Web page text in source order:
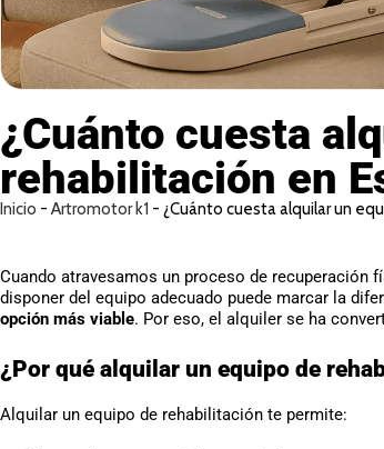
¿Cuánto cuesta
rehabilitación en
Inicio - Artromotor k1 - ¿Cuánto cuesta alquilar un
Cuando atravesamos un proceso de recuperación
disponer del equipo adecuado puede marcar la
opción más viable. Por eso, el alquiler se ha
¿Por qué alquilar un equipo de
Alquilar un equipo de rehabilitación te permite: